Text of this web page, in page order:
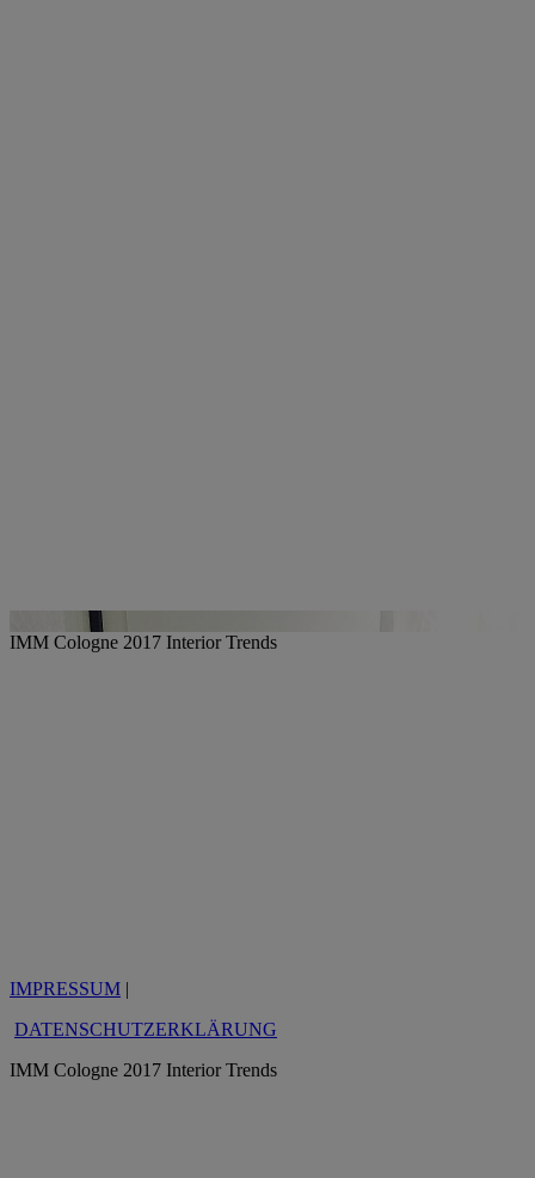
IMM Cologne 2017 Interior Trends
IMPRESSUM |
DATENSCHUTZERKLÄRUNG
IMM Cologne 2017 Interior Trends